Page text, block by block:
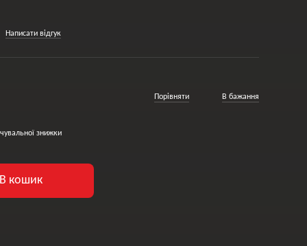
Написати відгук
Порівняти В бажання
знижки
В кошик